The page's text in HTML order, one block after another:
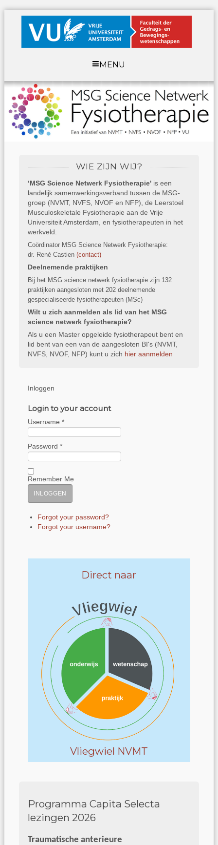
MENU
WIE ZIJN WIJ?
‘MSG Science Netwerk Fysiotherapie'is een
landelijk samenwerkingsverband tussen de MSG-
groep (NVMT, NVFS, NVOF en NFP), de Leerstoel
Musculoskeletale Fysiotherapie aan de Vrije
Universiteit Amsterdam, en fysiotherapeuten in het
werkveld.
Coördinator MSG Science Netwerk Fysiotherapie:
dr. René Castien (contact)
Deelnemende praktijken
Bij het MSG science netwerk fysiotherapie zijn 132
praktijken aangesloten met 202 deelnemende
gespecialiseerde fysiotherapeuten (MSc)
Wilt u zich aanmelden als lid van het MSG
science netwerk fysiotherapie?
Als u een Master opgeleide fysiotherapeut bent en
lid bent van een van de aangesloten BI's (NVMT,
NVFS, NVOF, NFP) kunt u zich hier aanmelden
Inloggen
Login to your account
Username *
Password *
Remember Me
Forgot your password?
Forgot your username?
Direct naar
Vliegwiel NVMT
Programma Capita Selecta
lezingen 2026
Traumatische anterieure